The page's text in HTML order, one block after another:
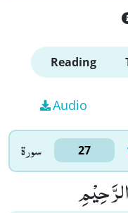
Reading
Audio
سورۃ 27